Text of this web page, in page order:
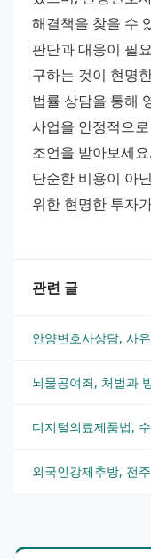
해결책을 찾을 수
판단과 대응이 필
구하는 것이 현명
법률 상담을 통해
사업을 안정적으
조언을 받아보세
단순한 비용이 아
위한 현명한 투자
관련 글
뇌물공여죄, 처벌과